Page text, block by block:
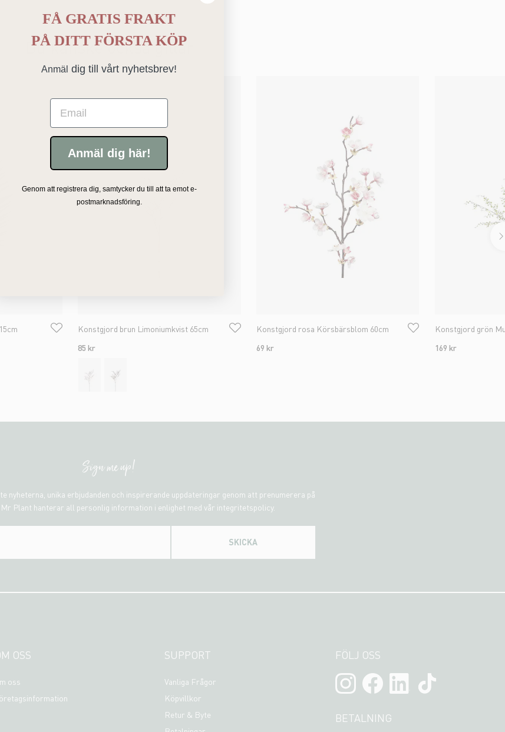
Du kanske också gillar
Konstgjord brun Limoniumkvist 65cm
85 kr
Konstgjord rosa Körsbärsblom 60cm
69 kr
Konstgjord grön
169 kr
Sign me up!
nyheterna, unika erbjudanden och inspirerande uppdateringar genom att prenumerera på
Plant hanterar all personlig information i enlighet med vår integritetspolicy.
SKICKA
OSS
oss
SUPPORT
Vanliga Frågor
Köpvillkor
Retur & Byte
FÖLJ OSS
BETALNING
FÅ GRATIS FRAKT
PÅ DITT FÖRSTA KÖP
Anmäl dig till vårt nyhetsbrev!
Email
Anmäl dig här!
Genom att registrera dig, samtycker du till att ta emot e-
postmarknadsföring.